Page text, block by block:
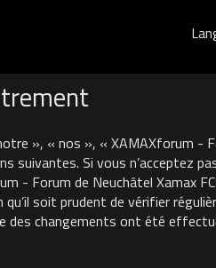
», « nos », « XAMAXforum -
suivantes. Si vous n’acceptez
- Forum de Neuchâtel Xamax
soit prudent de vérifier
des changements ont été